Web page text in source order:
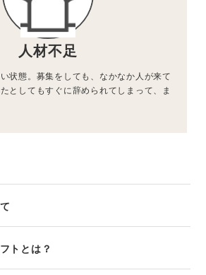
人材不足
状態。募集をしても、なかなか人が来て
としてもすぐに辞められてしまって、ま
トとは？